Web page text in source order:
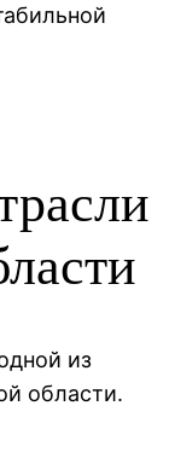
из
области.